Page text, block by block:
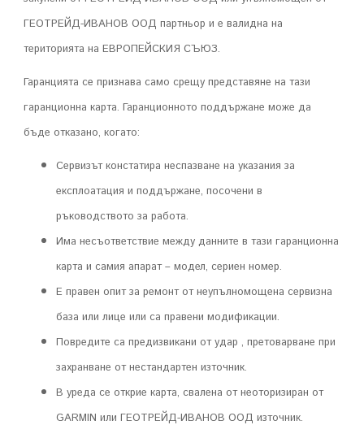
ГЕОТРЕЙД-ИВАНОВ ООД партньор и е валидна на
територията на ЕВРОПЕЙСКИЯ СЪЮЗ.
Гаранцията се признава само срещу представяне на тази
гаранционна карта. Гаранционното поддържане може да
бъде отказано, когато:
Сервизът констатира неспазване на указания за
експлоатация и поддържане, посочени в
ръководството за работа.
Има несъответствие между данните в тази гаранционна
карта и самия апарат – модел, сериен номер.
Е правен опит за ремонт от неупълномощена сервизна
база или лице или са правени модификации.
Повредите са предизвикани от удар , претоварване при
захранване от нестандартен източник.
В уреда се открие карта, свалена от неоторизиран от
GARMIN или ГЕОТРЕЙД-ИВАНОВ ООД източник.